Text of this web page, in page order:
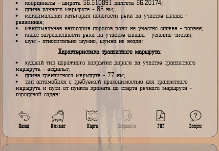
Характеристика речного маршрута:
река - Яя;
старт маршрута - посёлок городского типа Яя;
координаты - широта 56.196858 долгота 86.450379;
середина маршрута - село Бекет;
координаты - широта 56.35675 долгота 86.395159;
финиш маршрута - село Ишим;
координаты - широта 56.510891 долгота 86.20174;
длина речного маршрута - 85 км;
максимальная категория пологости реки на участке сплава -
равнинная;
максимальная категория порогов реки на участке сплава -
класс загрязнённости реки на участке сплава - условно чистая;
Характеристика транзитного маршрута:
худший тип дорожного покрытия дороги на участке транзитного
длина транзитного маршрута - 77 км;
тип автомобиля с требуемой проходимостью для транзитного